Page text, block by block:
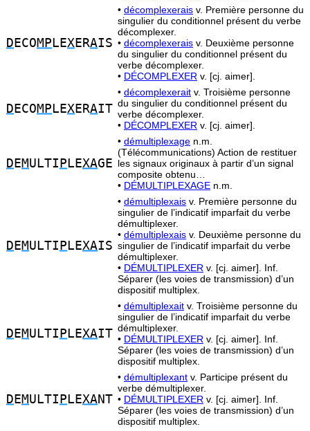
D ECOMP LEXERAIS
• décomplexerais v. Première personne du
singulier du conditionnel présent du verbe
décomplexer.
• décomplexerais v. Deuxième personne
du singulier du conditionnel présent du
verbe décomplexer.
• DÉCOMPLEXER v. [cj. aimer].
D ECOMP LEXERAIT
• décomplexerait v. Troisième personne
du singulier du conditionnel présent du
verbe décomplexer.
• DÉCOMPLEXER v. [cj. aimer].
D EMULTI P LEXAGE
• démultiplexage n.m.
(Télécommunications) Action de restituer
les signaux originaux à partir d’un signal
composite obtenu…
• DÉMULTIPLEXAGE n.m.
D EMULTI P LEXAIS
• démultiplexais v. Première personne du
singulier de l’indicatif imparfait du verbe
démultiplexer.
• démultiplexais v. Deuxième personne du
singulier de l’indicatif imparfait du verbe
démultiplexer.
• DÉMULTIPLEXER v. [cj. aimer]. Inf.
Séparer (les voies de transmission) d’un
dispositif multiplex.
D EMULTI P LEXAIT
• démultiplexait v. Troisième personne du
singulier de l’indicatif imparfait du verbe
démultiplexer.
• DÉMULTIPLEXER v. [cj. aimer]. Inf.
Séparer (les voies de transmission) d’un
dispositif multiplex.
D EMULTI P LEXANT
• démultiplexant v. Participe présent du
verbe démultiplexer.
• DÉMULTIPLEXER v. [cj. aimer]. Inf.
Séparer (les voies de transmission) d’un
dispositif multiplex.